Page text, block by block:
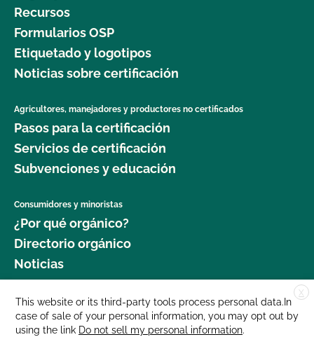
Recursos
Formularios OSP
Etiquetado y logotipos
Noticias sobre certificación
Agricultores, manejadores y productores no certificados
Pasos para la certificación
Servicios de certificación
Subvenciones y educación
Consumidores y minoristas
¿Por qué orgánico?
Directorio orgánico
Noticias
Donar
Carreras profesionales
X
This website or its third-party tools process personal data.In
case of sale of your personal information, you may opt out by
using the link Do not sell my personal information.